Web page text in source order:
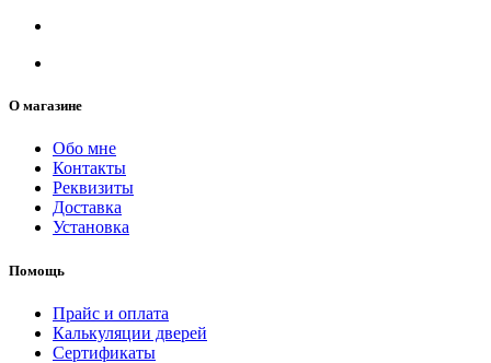
О магазине
Обо мне
Контакты
Реквизиты
Доставка
Установка
Помощь
Прайс и оплата
Калькуляции дверей
Сертификаты